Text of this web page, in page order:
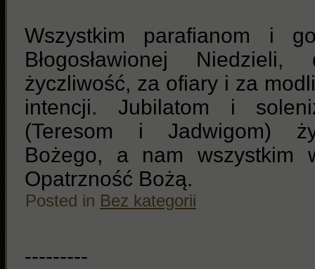
Wszystkim parafianom i
Błogosławionej
życzliwość, za ofiary i za
intencji. Jubilatom i
(Teresom i Jadwigom)
Bożego, a nam wszystkim
Opatrzność Bożą.
Posted in Bez kategorii
---------